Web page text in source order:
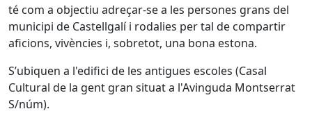
té com a objectiu adreçar-se a les persones grans del
municipi de Castellgalí i rodalies per tal de compartir
aficions, vivències i, sobretot, una bona estona.
S’ubiquen a l'edifici de les antigues escoles (Casal
Cultural de la gent gran situat a l'Avinguda Montserrat
S/núm).